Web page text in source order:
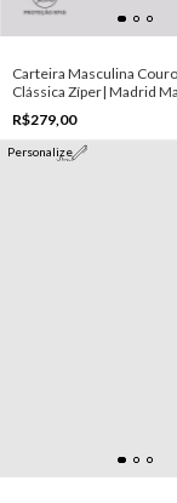
Carteira Masculina
Clássica Zíper| Madrid
R$279,00
Personalize